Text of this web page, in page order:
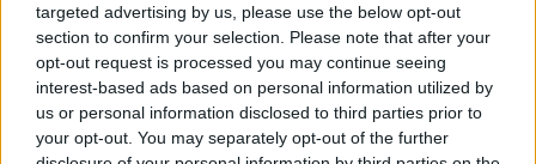
targeted advertising by us, please use the below opt-out
section to confirm your selection. Please note that after your
opt-out request is processed you may continue seeing
interest-based ads based on personal information utilized by
us or personal information disclosed to third parties prior to
your opt-out. You may separately opt-out of the further